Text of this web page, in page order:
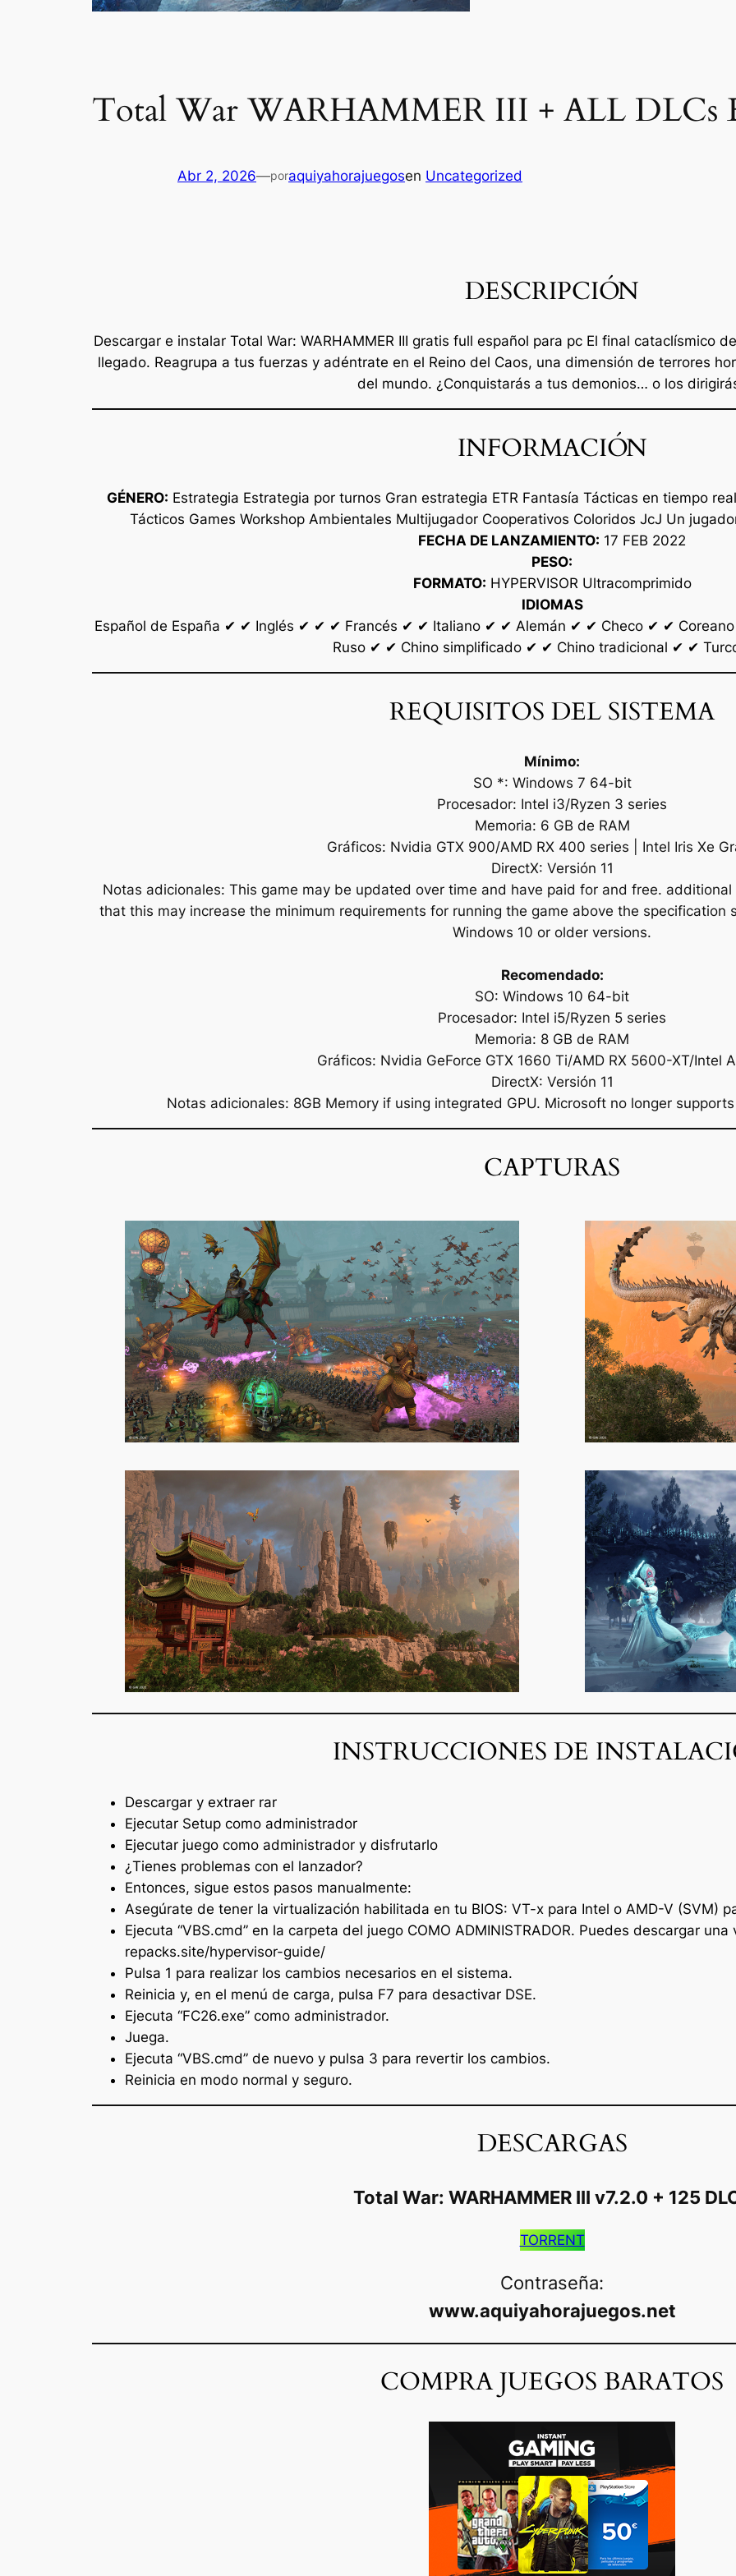
Total War WARHAMMER III + ALL DLCs
Abr 2, 2026—poraquiyahorajuegosen Uncategorized
DESCRIPCIÓN
Descargar e instalar Total War: WARHAMMER III gratis full español para pc El final cataclísmico
llegado. Reagrupa a tus fuerzas y adéntrate en el Reino del Caos, una dimensión de terrores
del mundo. ¿Conquistarás a tus demonios… o los
INFORMACIÓN
GÉNERO: Estrategia Estrategia por turnos Gran estrategia ETR Fantasía Tácticas en tiempo
Tácticos Games Workshop Ambientales Multijugador Cooperativos Coloridos JcJ Un
FECHA DE LANZAMIENTO: 17 FEB 2022
PESO:
FORMATO: HYPERVISOR Ultracomprimido
IDIOMAS
Español de España ✔ ✔ Inglés ✔ ✔ ✔ Francés ✔ ✔ Italiano ✔ ✔ Alemán ✔ ✔ Checo ✔ ✔
Ruso ✔ ✔ Chino simplificado ✔ ✔ Chino tradicional ✔ ✔
REQUISITOS DEL SISTEMA
Mínimo:
SO *: Windows 7 64-bit
Procesador: Intel i3/Ryzen 3 series
Memoria: 6 GB de RAM
Gráficos: Nvidia GTX 900/AMD RX 400 series | Intel Iris Xe
DirectX: Versión 11
Notas adicionales: This game may be updated over time and have paid for and free.
that this may increase the minimum requirements for running the game above the
Windows 10 or older versions.
Recomendado:
SO: Windows 10 64-bit
Procesador: Intel i5/Ryzen 5 series
Memoria: 8 GB de RAM
Gráficos: Nvidia GeForce GTX 1660 Ti/AMD RX 5600-XT/Intel
DirectX: Versión 11
Notas adicionales: 8GB Memory if using integrated GPU. Microsoft no longer
CAPTURAS
INSTRUCCIONES DE
Descargar y extraer rar
Ejecutar Setup como administrador
Ejecutar juego como administrador y disfrutarlo
¿Tienes problemas con el lanzador?
Entonces, sigue estos pasos manualmente:
Asegúrate de tener la virtualización habilitada en tu BIOS: VT-x para Intel o AMD-V (SVM)
Ejecuta “VBS.cmd” en la carpeta del juego COMO ADMINISTRADOR. Puedes descargar
repacks.site/hypervisor-guide/
Pulsa 1 para realizar los cambios necesarios en el sistema.
Reinicia y, en el menú de carga, pulsa F7 para desactivar DSE.
Ejecuta “FC26.exe” como administrador.
Juega.
Ejecuta “VBS.cmd” de nuevo y pulsa 3 para revertir los cambios.
Reinicia en modo normal y seguro.
DESCARGAS
Total War: WARHAMMER III v7.2.0 + 125
TORRENT
Contraseña:
www.aquiyahorajuegos.net
COMPRA JUEGOS BARATOS